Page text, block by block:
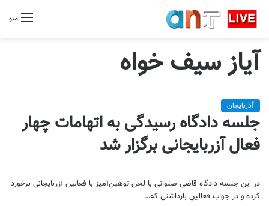
منو
آیاز سیف خواه
آذربایجان
جلسه دادگاه رسیدگی به اتهامات چهار
فعال آزربایجانی برگزار شد
در این جلسه دادگاه قاضی صلواتی با لحن توهین‌آمیز با فعالین آزربایجانی برخورد
کرده و در جواب فعالین بازداشتی که…